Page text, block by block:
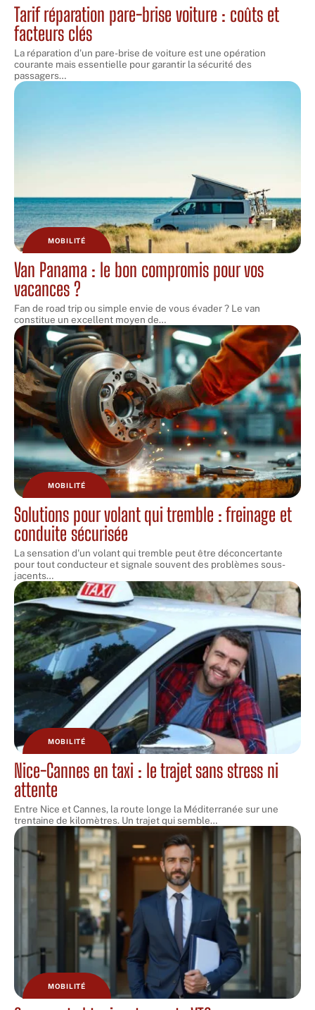
Tarif réparation pare-brise voiture : coûts et
facteurs clés
La réparation d'un pare-brise de voiture est une opération
courante mais essentielle pour garantir la sécurité des
passagers…
MOBILITÉ
Van Panama : le bon compromis pour vos
vacances ?
Fan de road trip ou simple envie de vous évader ? Le van
constitue un excellent moyen de…
MOBILITÉ
Solutions pour volant qui tremble : freinage et
conduite sécurisée
La sensation d'un volant qui tremble peut être déconcertante
pour tout conducteur et signale souvent des problèmes sous-
jacents…
MOBILITÉ
Nice-Cannes en taxi : le trajet sans stress ni
attente
Entre Nice et Cannes, la route longe la Méditerranée sur une
trentaine de kilomètres. Un trajet qui semble…
MOBILITÉ